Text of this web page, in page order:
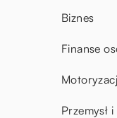
Biznes
Finanse
Przemysł